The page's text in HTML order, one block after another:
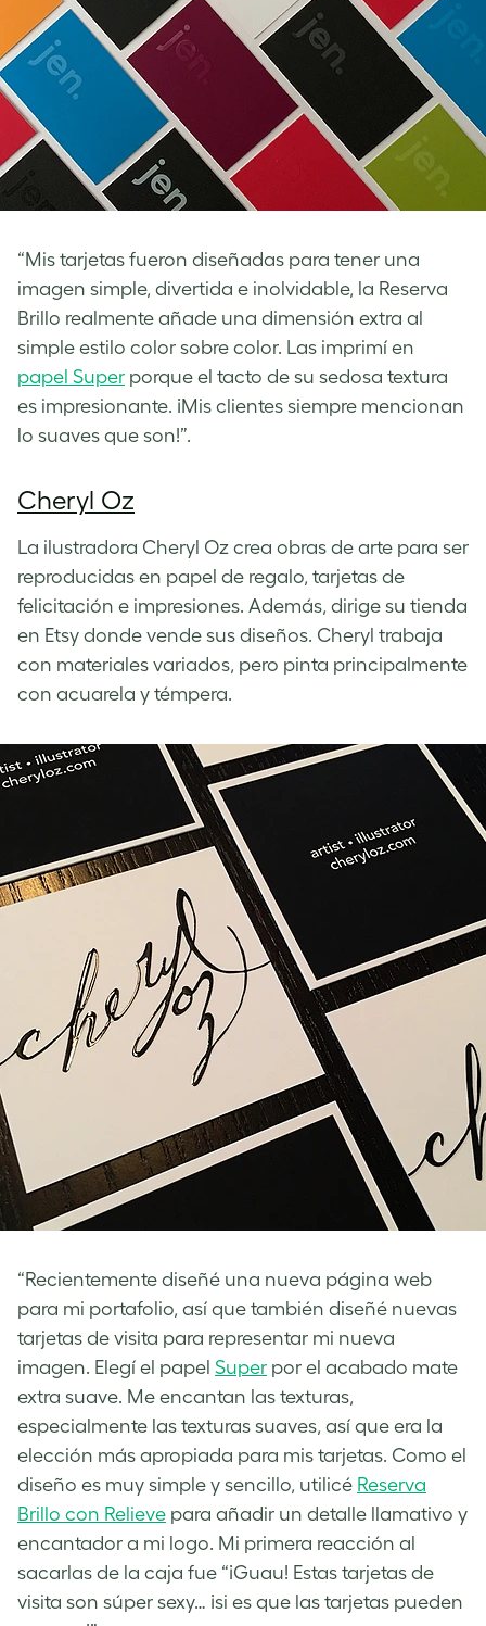
“Mis tarjetas fueron diseñadas para tener una
imagen simple, divertida e inolvidable, la Reserva
Brillo realmente añade una dimensión extra al
simple estilo color sobre color. Las imprimí en
papel Super porque el tacto de su sedosa textura
es impresionante. ¡Mis clientes siempre mencionan
lo suaves que son!”.
Cheryl Oz
La ilustradora Cheryl Oz crea obras de arte para ser
reproducidas en papel de regalo, tarjetas de
felicitación e impresiones. Además, dirige su tienda
en Etsy donde vende sus diseños. Cheryl trabaja
con materiales variados, pero pinta principalmente
con acuarela y témpera.
“Recientemente diseñé una nueva página web
para mi portafolio, así que también diseñé nuevas
tarjetas de visita para representar mi nueva
imagen. Elegí el papel Super por el acabado mate
extra suave. Me encantan las texturas,
especialmente las texturas suaves, así que era la
elección más apropiada para mis tarjetas. Como el
diseño es muy simple y sencillo, utilicé Reserva
Brillo con Relieve para añadir un detalle llamativo y
encantador a mi logo. Mi primera reacción al
sacarlas de la caja fue “¡Guau! Estas tarjetas de
visita son súper sexy… ¡si es que las tarjetas pueden